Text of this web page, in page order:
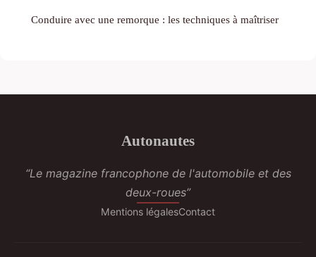
Conduire avec une remorque : les techniques à maîtriser
Autonautes
“Le magazine francophone de l'automobile et des
deux-roues”
Mentions légalesContact